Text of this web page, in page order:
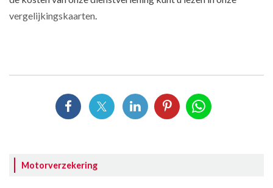
vergelijkingskaarten.
Motorverzekering